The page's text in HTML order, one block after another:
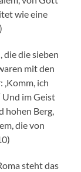
wie eine
die die sieben
mit den
ich
Und im Geist
hohen Berg,
die von
steht das